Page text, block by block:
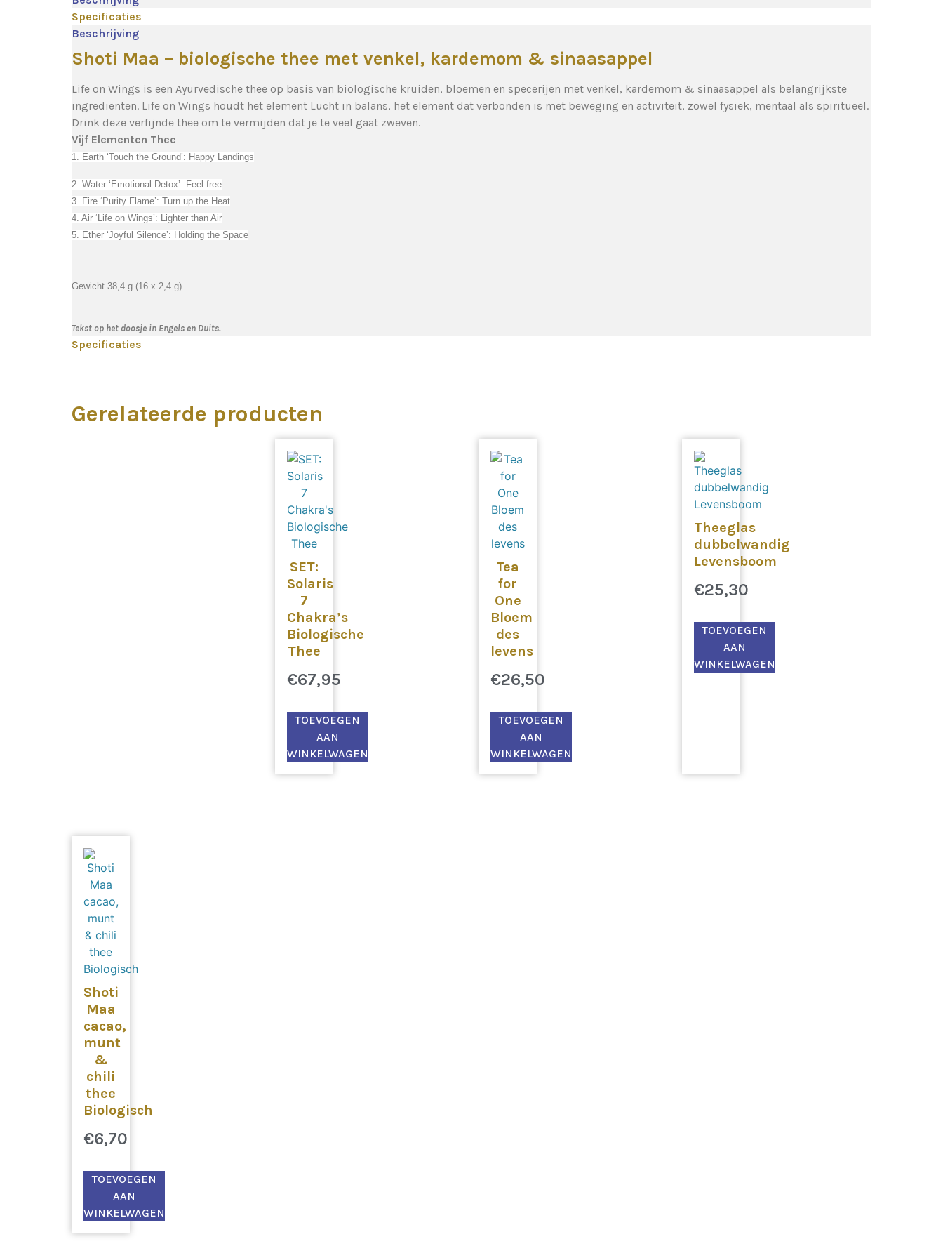
Specificaties
Beschrijving
Shoti Maa – biologische thee met venkel, kardemom & sinaasappel
Life on Wings is een Ayurvedische thee op basis van biologische kruiden, bloemen en specerijen met venkel, kardemom & sinaasappel als belangrijkste
ingrediënten. Life on Wings houdt het element Lucht in balans, het element dat verbonden is met beweging en activiteit, zowel fysiek, mentaal als spiritueel.
Drink deze verfijnde thee om te vermijden dat je te veel gaat zweven.
Vijf Elementen Thee
1. Earth ‘Touch the Ground’: Happy Landings
2. Water ‘Emotional Detox’: Feel free
3. Fire ‘Purity Flame’: Turn up the Heat
4. Air ‘Life on Wings’: Lighter than Air
5. Ether ‘Joyful Silence’: Holding the Space
Gewicht 38,4 g (16 x 2,4 g)
Tekst op het doosje in Engels en Duits.
Specificaties
Gerelateerde producten
SET:
Solaris
7
Chakra’s
Biologische
Thee
€67,95
TOEVOEGEN
AAN
WINKELWAGEN
Tea
for
One
Bloem
des
levens
€26,50
TOEVOEGEN
AAN
WINKELWAGEN
Theeglas
dubbelwandig
Levensboom
€25,30
TOEVOEGEN
AAN
WINKELWAGEN
Shoti
Maa
cacao,
munt
&
chili
thee
Biologisch
€6,70
TOEVOEGEN
AAN
WINKELWAGEN